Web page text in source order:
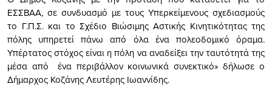
ΕΣΣΒΑΑ, σε συνδυασμό με τους Υπερκείμενους σχεδιασμούς
το Γ.Π.Σ. και το Σχέδιο Βιώσιμης Αστικής Κινητικότητας της
πόλης υπηρετεί πάνω από όλα ένα πολεοδομικό όραμα.
Υπέρτατος στόχος είναι η πόλη να αναδείξει την ταυτότητά της
μέσα από ένα περιβάλλον κοινωνικά συνεκτικό» δήλωσε ο
Δήμαρχος Κοζάνης Λευτέρης Ιωαννίδης.